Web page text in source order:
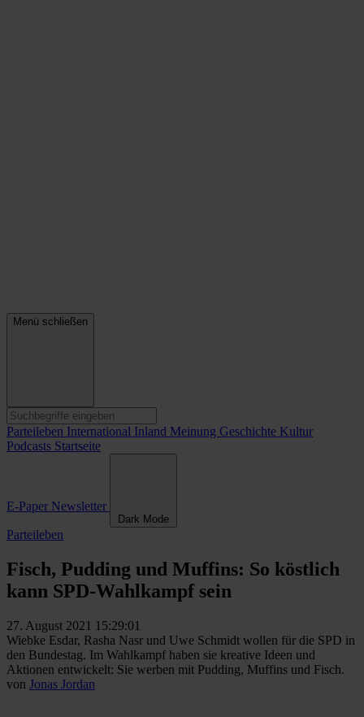
Menü schließen
Parteileben International Inland Meinung Geschichte Kultur
Podcasts Startseite
E-Paper Newsletter
Dark Mode
Parteileben
Fisch, Pudding und Muffins: So köstlich
kann SPD-Wahlkampf sein
27. August 2021 15:29:01
Wiebke Esdar, Rasha Nasr und Uwe Schmidt wollen für die SPD in
den Bundestag. Im Wahlkampf haben sie kreative Ideen und
Aktionen entwickelt: Sie werben mit Pudding, Muffins und Fisch.
von Jonas Jordan